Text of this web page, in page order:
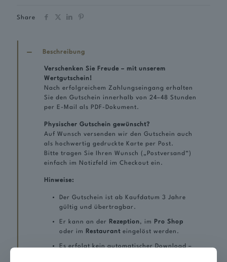
Share
Beschreibung
Verschenken Sie Freude – mit unserem
Wertgutschein!
Nach erfolgreichem Zahlungseingang erhalten
Sie den Gutschein innerhalb von 24–48 Stunden
per E-Mail als PDF-Dokument.
Physischer Gutschein gewünscht?
Auf Wunsch versenden wir den Gutschein auch
als hochwertig gedruckte Karte per Post.
Bitte tragen Sie Ihren Wunsch („Postversand“)
einfach im Notizfeld im Checkout ein.
Hinweise:
Der Gutschein ist ab Kaufdatum 3 Jahre
gültig und übertragbar.
Er kann an der Rezeption, im
Pro Shop
oder im
Restaurant eingelöst werden.
Es erfolgt kein automatischer Download –